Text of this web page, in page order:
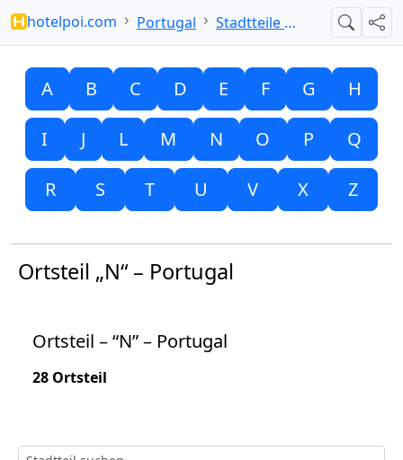
hotelpoi.com Portugal Stadtteile mit N Suche
A B C D E F G H
I J L M N O P Q
R S T U V X Z
Ortsteil „N“ – Portugal
Ortsteil – “N” – Portugal
28 Ortsteil